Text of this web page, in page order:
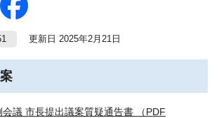
更新日 2025年2月21日
議 市長提出議案質疑通告書 （PDF